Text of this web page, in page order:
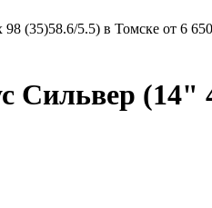
(35)58.6/5.5) в Томске от 6
(14"